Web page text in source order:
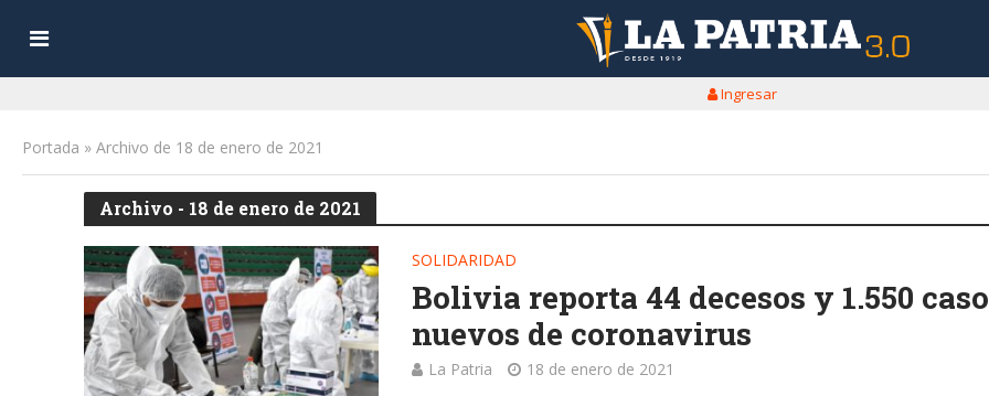
Ingresar
Portada » Archivo de 18 de enero de 2021
Archivo - 18 de enero de 2021
SOLIDARIDAD
Bolivia reporta 44 decesos y 1.550
nuevos de coronavirus
La Patria 18 de enero de 2021